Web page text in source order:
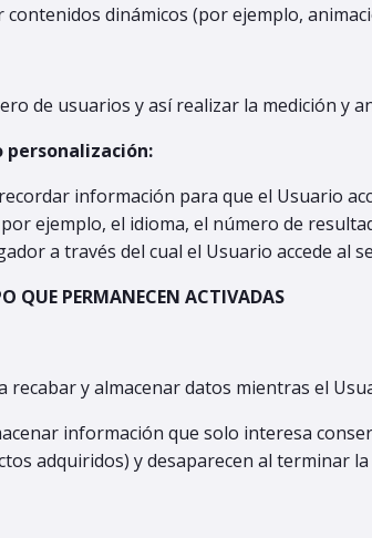
dinámicos (por ejemplo,
de usuarios y así realizar la medición y
personalización:
información para que el Usuario
ejemplo, el idioma, el número de
a través del cual el Usuario accede al
QUE PERMANECEN ACTIVADAS
recabar y almacenar datos mientras el
información que solo interesa
adquiridos) y desaparecen al terminar la